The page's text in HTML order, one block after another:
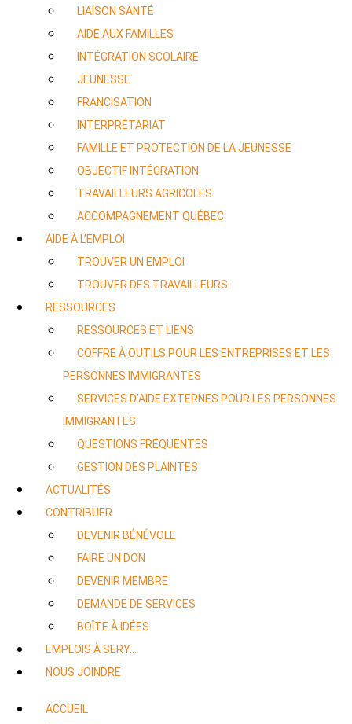
LIAISON SANTÉ
AIDE AUX FAMILLES
INTÉGRATION SCOLAIRE
JEUNESSE
FRANCISATION
INTERPRÉTARIAT
FAMILLE ET PROTECTION DE LA JEUNESSE
OBJECTIF INTÉGRATION
TRAVAILLEURS AGRICOLES
ACCOMPAGNEMENT QUÉBEC
AIDE À L’EMPLOI
TROUVER UN EMPLOI
TROUVER DES TRAVAILLEURS
RESSOURCES
RESSOURCES ET LIENS
COFFRE À OUTILS POUR LES ENTREPRISES ET LES
PERSONNES IMMIGRANTES
SERVICES D’AIDE EXTERNES POUR LES PERSONNES
IMMIGRANTES
QUESTIONS FRÉQUENTES
GESTION DES PLAINTES
ACTUALITÉS
CONTRIBUER
DEVENIR BÉNÉVOLE
FAIRE UN DON
DEVENIR MEMBRE
DEMANDE DE SERVICES
BOÎTE À IDÉES
EMPLOIS À SERY…
NOUS JOINDRE
ACCUEIL